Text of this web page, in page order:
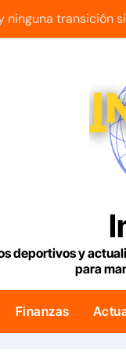
ninguna transición
2 outs en la 9na
con armas de
para viviendas
fin a la causa
jura como
en Venezuela con
deportivos y
para
Finanzas